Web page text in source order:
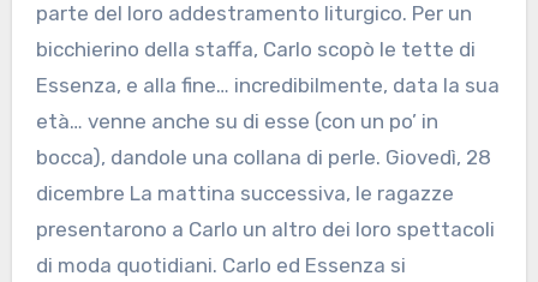
parte del loro addestramento liturgico. Per un
bicchierino della staffa, Carlo scopò le tette di
Essenza, e alla fine… incredibilmente, data la sua
età… venne anche su di esse (con un po’ in
bocca), dandole una collana di perle. Giovedì, 28
dicembre La mattina successiva, le ragazze
presentarono a Carlo un altro dei loro spettacoli
di moda quotidiani. Carlo ed Essenza si